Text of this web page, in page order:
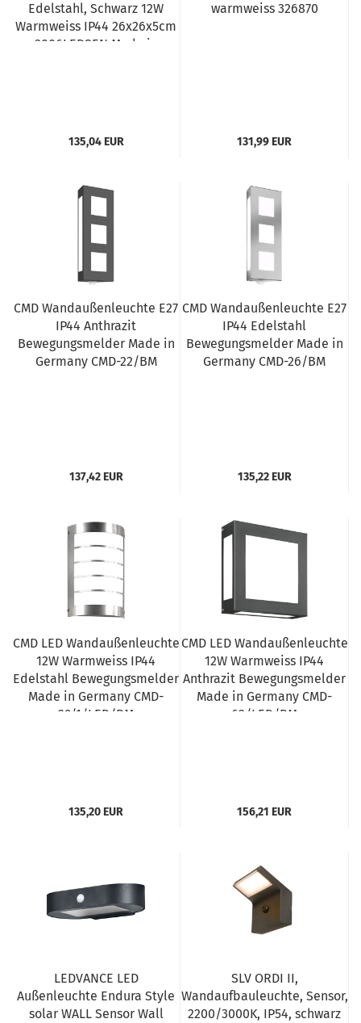
Edelstahl, Schwarz 12W
Warmweiss IP44 26x26x5cm
3006LEDSEN Made in
135,04 EUR
warmweiss 326870
131,99 EUR
CMD Wandaußenleuchte E27
IP44 Anthrazit
Bewegungsmelder Made in
Germany CMD-22/BM
137,42 EUR
CMD Wandaußenleuchte E27
IP44 Edelstahl
Bewegungsmelder Made in
Germany CMD-26/BM
135,22 EUR
CMD LED Wandaußenleuchte
12W Warmweiss IP44
Edelstahl Bewegungsmelder
Made in Germany CMD-
29/1/LED/BM
135,20 EUR
CMD LED Wandaußenleuchte
12W Warmweiss IP44
Anthrazit Bewegungsmelder
Made in Germany CMD-
62/LED/BM
156,21 EUR
LEDVANCE LED
Außenleuchte Endura Style
solar WALL Sensor Wall
SLV ORDI II,
Wandaufbauleuchte, Sensor,
2200/3000K, IP54, schwarz